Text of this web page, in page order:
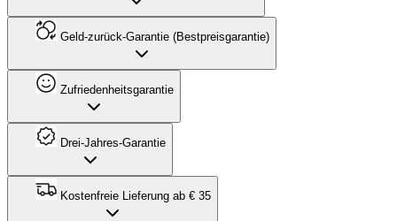
Geld-zurück-Garantie (Bestpreisgarantie)
Zufriedenheitsgarantie
Drei-Jahres-Garantie
Kostenfreie Lieferung ab € 35